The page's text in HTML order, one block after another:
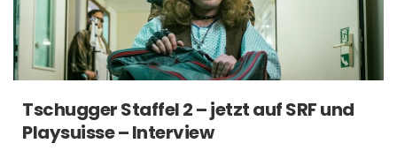
Tschugger Staffel 2 – jetzt auf SRF und
Playsuisse – Interview